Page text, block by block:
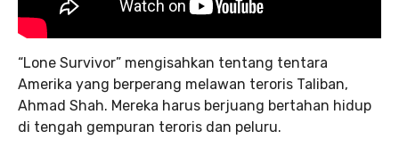
“Lone Survivor” mengisahkan tentang tentara
Amerika yang berperang melawan teroris Taliban,
Ahmad Shah. Mereka harus berjuang bertahan hidup
di tengah gempuran teroris dan peluru.